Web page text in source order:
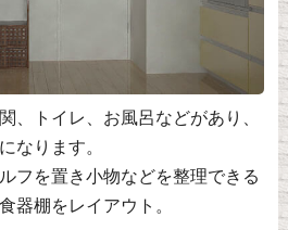
、トイレ、お風呂などがあり、
なります。
フを置き小物などを整理できる
器棚をレイアウト。